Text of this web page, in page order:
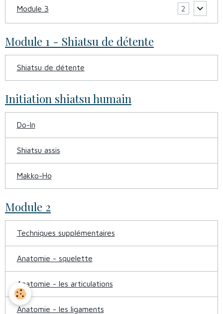
Module 3 2
Module 1 - Shiatsu de détente
Shiatsu de détente
Initiation shiatsu humain
Do-In
Shiatsu assis
Makko-Ho
Module 2
Techniques supplémentaires
Anatomie - squelette
Anatomie - les articulations
Anatomie - les ligaments